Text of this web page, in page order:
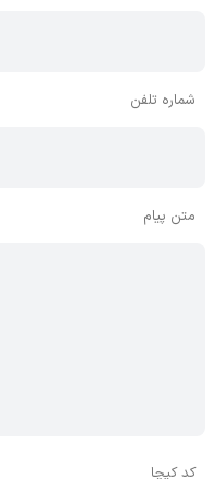
شماره تلفن
متن پیام
کد کپچا